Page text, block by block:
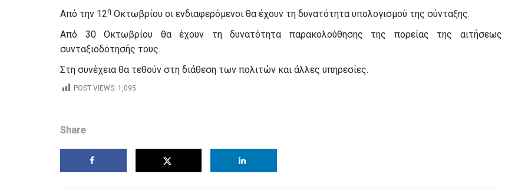
Από την 12η Οκτωβρίου οι ενδιαφερόμενοι θα έχουν τη δυνατότητα υπολογισμού της σύνταξης.
Από 30 Οκτωβρίου θα έχουν τη δυνατότητα παρακολούθησης της πορείας της αιτήσεως
συνταξιοδότησής τους.
Στη συνέχεια θα τεθούν στη διάθεση των πολιτών και άλλες υπηρεσίες.
POST VIEWS: 1,095
Share